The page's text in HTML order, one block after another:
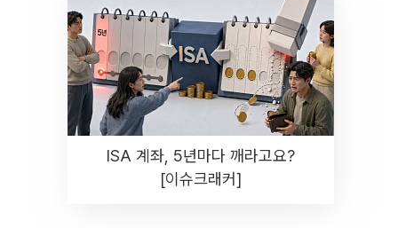
ISA 계좌, 5년마다 깨라고요?
[이슈크래커]